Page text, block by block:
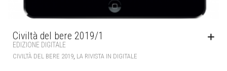
Civiltà del bere 2019/1
EDIZIONE DIGITALE
CIVILTÀ DEL BERE 2019 LA RIVISTA IN DIGITALE